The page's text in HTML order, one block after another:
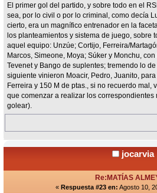
El primer gol del partido, y sobre todo en el
sea, por lo civil o por lo criminal, como decía
cierto, era un magnífico entrenador en la
los planteamientos y sistema de juego, sobre
aquel equipo: Unzúe; Cortijo, Ferreira/
Marcos, Simeone, Moya; Súker y Monchu,
Tevenet y Bango de suplentes; tremendo lo
siguiente vinieron Moacir, Pedro, Juanito,
Ferreira y 150 M de ptas., si no recuerdo mal,
que comenzar a realizar los correspondientes
golear).
jocarvia
Re:MATÍAS
« Respuesta #23 en: Agosto 10,